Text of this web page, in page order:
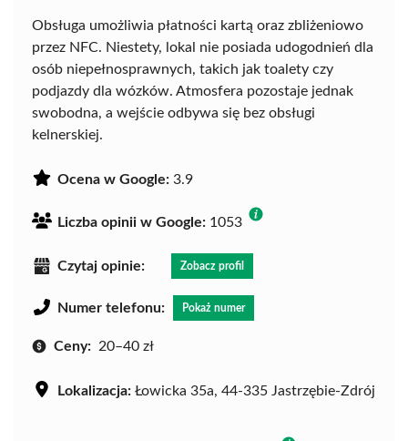
Obsługa umożliwia płatności kartą oraz zbliżeniowo
przez NFC. Niestety, lokal nie posiada udogodnień dla
osób niepełnosprawnych, takich jak toalety czy
podjazdy dla wózków. Atmosfera pozostaje jednak
swobodna, a wejście odbywa się bez obsługi
kelnerskiej.
Ocena w Google: 3.9
Liczba opinii w Google: 1053
Czytaj opinie: Zobacz profil
Numer telefonu: Pokaż numer
Ceny: 20–40 zł
Lokalizacja: Łowicka 35a, 44-335 Jastrzębie-Zdrój